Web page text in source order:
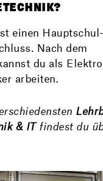
einen
Nach dem
du als
arbeiten.
& ITfindest du